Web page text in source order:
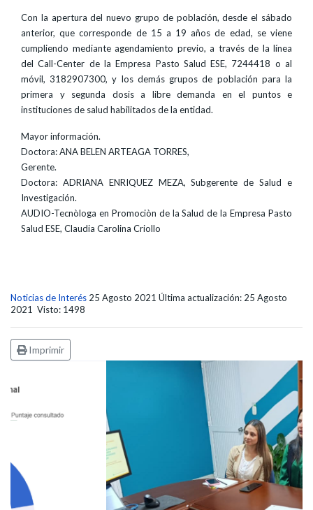
Con la apertura del nuevo grupo de población, desde el sábado
anterior, que corresponde de 15 a 19 años de edad, se viene
cumpliendo mediante agendamiento previo, a través de la línea
del Call-Center de la Empresa Pasto Salud ESE, 7244418 o al
móvil, 3182907300, y los demás grupos de población para la
primera y segunda dosis a libre demanda en el puntos e
instituciones de salud habilitados de la entidad.
Mayor información.
Doctora: ANA BELEN ARTEAGA TORRES,
Gerente.
Doctora: ADRIANA ENRIQUEZ MEZA, Subgerente de Salud e
Investigación.
AUDIO-Tecnòloga en Promociòn de la Salud de la Empresa Pasto
Salud ESE, Claudia Carolina Criollo
Noticias de Interés 25 Agosto 2021 Última actualización: 25 Agosto
2021 Visto: 1498
Imprimir